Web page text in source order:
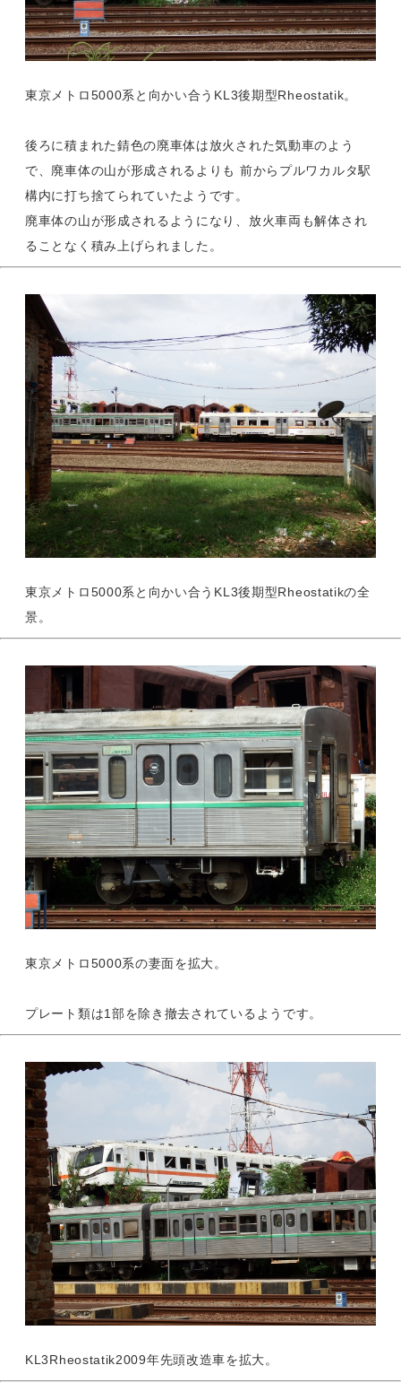
東京メトロ5000系と向かい合うKL3後期型Rheostatik。
後ろに積まれた錆色の廃車体は放火された気動車のよう
で、廃車体の山が形成されるよりも 前からプルワカルタ駅
構内に打ち捨てられていたようです。
廃車体の山が形成されるようになり、放火車両も解体され
ることなく積み上げられました。
東京メトロ5000系と向かい合うKL3後期型Rheostatikの全
景。
東京メトロ5000系の妻面を拡大。
プレート類は1部を除き撤去されているようです。
KL3Rheostatik2009年先頭改造車を拡大。